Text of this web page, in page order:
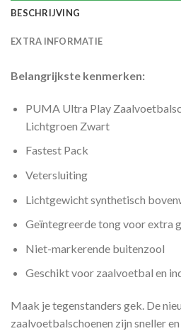
BESCHRIJVING
EXTRA INFORMATIE
Belangrijkste kenmerken:
PUMA Ultra Play
Lichtgroen Zwart
Fastest Pack
Vetersluiting
Lichtgewicht synthetisch
Geïntegreerde tong voor extra
Niet-markerende buitenzool
Geschikt voor zaalvoetbal en
Maak je tegenstanders gek. De
zaalvoetbalschoenen zijn sneller